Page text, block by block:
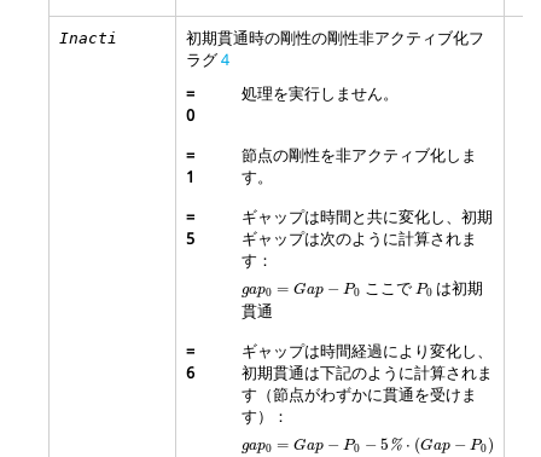
Inacti
初期貫通時の剛性の剛性非アクティブ化フ
ラグ4
=
0
処理を実行しません。
=
1
節点の剛性を非アクティブ化しま
す。
=
5
ギャップは時間と共に変化し、初期
ギャップは次のように計算されま
す：
gap0 = Gap − P0
ap ここで P0
P0 は初期
貫通
=
6
ギャップは時間経過により変化し、
初期貫通は下記のように計算されま
す（節点がわずかに貫通を受けま
す）：
gap0 = Gap − P0 − 5 % ⋅ (Gap − P0)
ap 5% Ga p− P0)